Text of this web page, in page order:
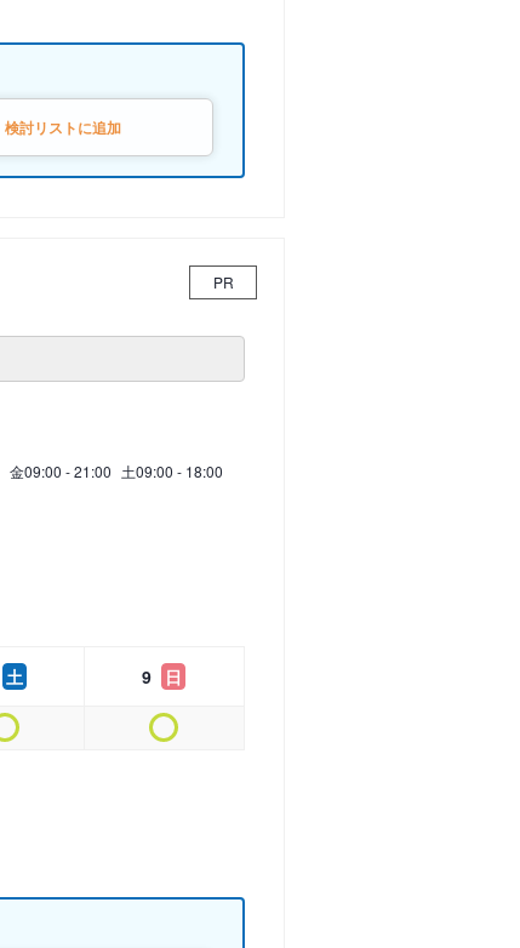
検討リストに追加
PR
金09:00 - 21:00 土09:00 - 18:00
土 9 日